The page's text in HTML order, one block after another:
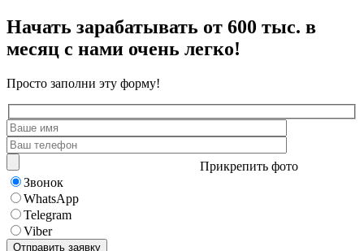
Начать зарабатывать от 600 тыс. в
месяц с нами очень легко!
Просто заполни эту форму!
Прикрепить фото
Звонок
WhatsApp
Telegram
Viber